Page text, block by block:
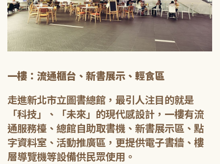
一樓：流通櫃台、新書展示、輕食區
走進新北市立圖書總館，最引人注目的就是
「科技」、「未來」的現代感設計，一樓有流
通服務檯、總館自助取書機、新書展示區、點
字資料室、活動推廣區，更提供電子書牆、樓
層導覽機等設備供民眾使用。